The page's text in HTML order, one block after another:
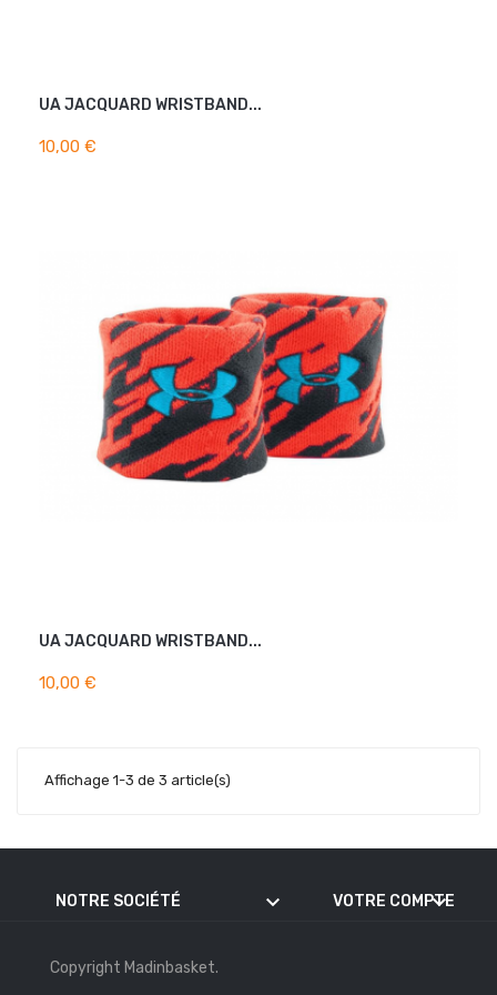
UA JACQUARD WRISTBAND...
10,00 €
UA JACQUARD WRISTBAND...
10,00 €
Affichage 1-3 de 3 article(s)
NOTRE SOCIÉTÉ keyboard_arrow_down VOTRE COMPTE
keyboard_arrow_down
Copyright Madinbasket.